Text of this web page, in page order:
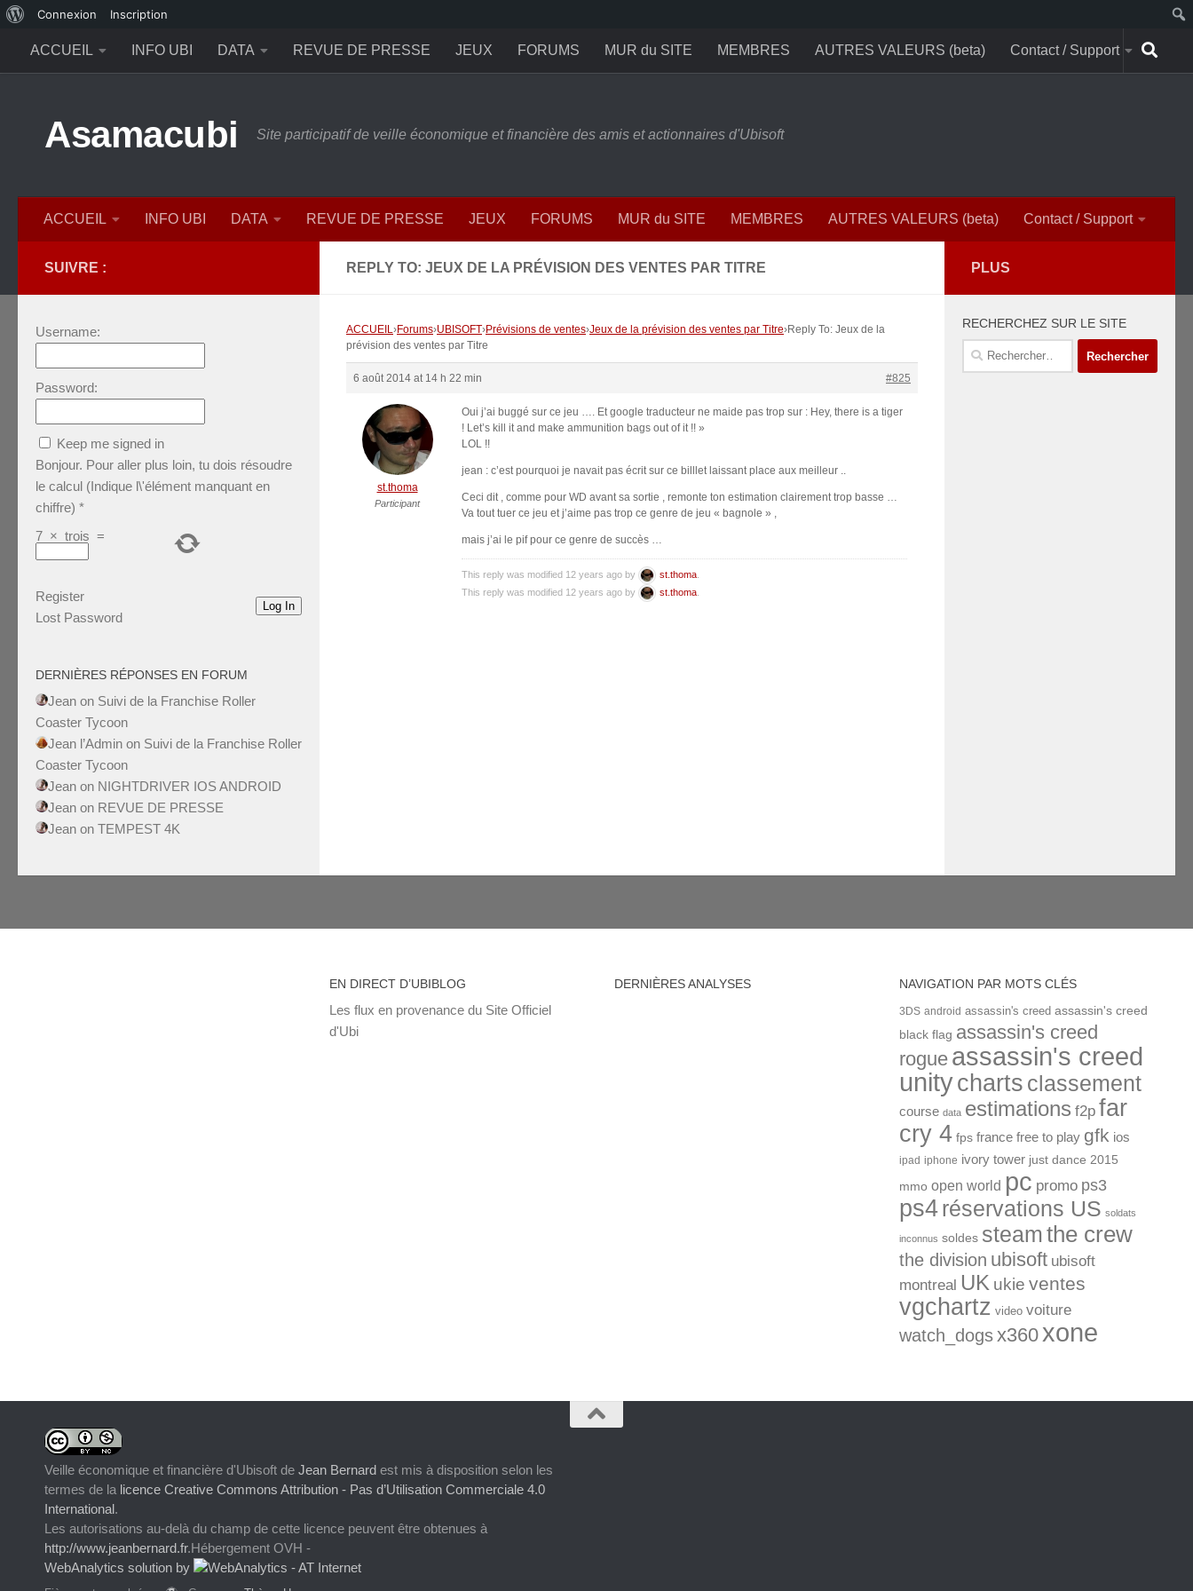
propos
de
Connexion Inscription
ACCUEIL
INFO UBI DATA REVUE DE PRESSE JEUX FORUMS MUR du SITE MEMBRES AUTRES VALEURS (beta) Contact / Support
Asamacubi Site participatif de veille économique et financière des amis et actionnaires d'Ubisoft
ACCUEIL INFO UBI DATA REVUE DE PRESSE JEUX FORUMS MUR du SITE MEMBRES AUTRES VALEURS (beta) Contact / Support
REPLY TO: JEUX DE LA PRÉVISION DES VENTES PAR TITRE
ACCUEIL›Forums›UBISOFT›Prévisions de ventes›Jeux de la prévision des ventes par Titre›Reply To: Jeux de la
prévision des ventes par Titre
6 août 2014 at 14 h 22 min #825
st.thoma
Participant
Oui j’ai buggé sur ce jeu …. Et google traducteur ne maide pas trop sur : Hey, there is a tiger
! Let’s kill it and make ammunition bags out of it !! »
LOL !!
jean : c’est pourquoi je navait pas écrit sur ce billlet laissant place aux meilleur ..
Ceci dit , comme pour WD avant sa sortie , remonte ton estimation clairement trop basse …
Va tout tuer ce jeu et j’aime pas trop ce genre de jeu « bagnole » ,
mais j’ai le pif pour ce genre de succès …
This reply was modified 12 years ago by st.thoma
This reply was modified 12 years ago by
st.thoma
SUIVRE :
Username:
Password:
Keep me signed in
Bonjour. Pour aller plus loin, tu dois résoudre
le calcul (Indique l\'élément manquant en
chiffre) *
7 × trois =
Log In
Register
Lost Password
DERNIÈRES RÉPONSES EN FORUM
Jean on Suivi de la Franchise Roller
Coaster Tycoon
Jean l’Admin on Suivi de la Franchise Roller
Coaster Tycoon
Jean on NIGHTDRIVER IOS ANDROID
Jean on REVUE DE PRESSE
Jean on TEMPEST 4K
PLUS
RECHERCHEZ SUR LE SITE
Rechercher :
EN DIRECT D’UBIBLOG
Les flux en provenance du Site Officiel
d'Ubi
DERNIÈRES ANALYSES NAVIGATION PAR MOTS CLÉS
3DS android assassin's creed assassin's creed
black flag assassin's creed
rogue assassin's creed
unitycharts classement
course data estimations f2p far
cry 4 fps france free to play gfk ios
ipad iphone ivory tower just dance 2015
mmo open world pc promo ps3
ps4réservations US soldats
inconnus soldes steamthe crew
the division ubisoft ubisoft
montreal UK ukie ventes
vgchartz video voiture
watch_dogsx360 xone
Veille économique et financière d'Ubisoft de Jean Bernard est mis à disposition selon les
termes de la licence Creative Commons Attribution - Pas d’Utilisation Commerciale 4.0
International.
Les autorisations au-delà du champ de cette licence peuvent être obtenues à
http://www.jeanbernard.fr.Hébergement OVH -
WebAnalytics solution by